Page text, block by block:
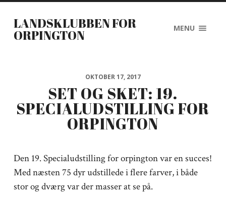
LANDSKLUBBEN FOR
ORPINGTON MENU
OKTOBER 17, 2017
SET OG SKET: 19.
SPECIALUDSTILLING FOR
ORPINGTON
Den 19. Specialudstilling for orpington var en succes!
Med næsten 75 dyr udstillede i flere farver, i både
stor og dværg var der masser at se på.